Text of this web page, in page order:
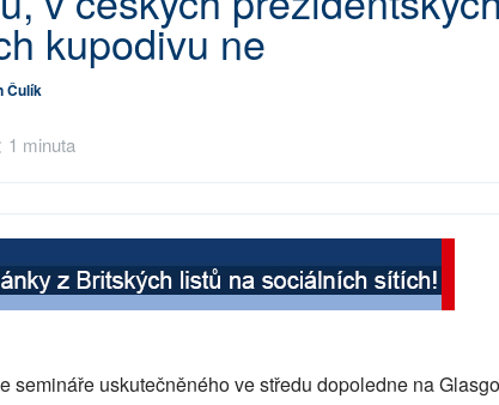
kupodivu ne
Čulík
1 minuta
semináře uskutečněného ve středu dopoledne na